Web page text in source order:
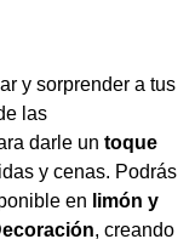
y sorprender a tus
las
darle un toque
y cenas. Podrás
en limón y
, creando